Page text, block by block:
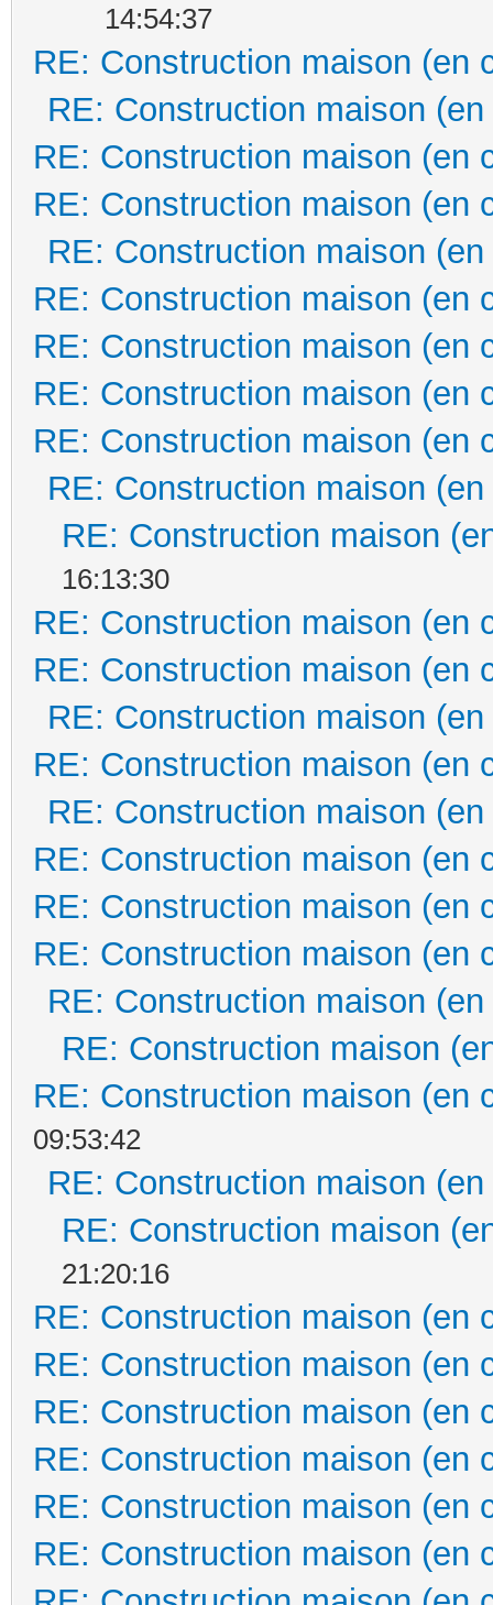
14:54:37
RE: Construction maison (en
RE: Construction maison
RE: Construction maison (en
RE: Construction maison (en
RE: Construction maison
RE: Construction maison (en
RE: Construction maison (en
RE: Construction maison (en
RE: Construction maison (en
RE: Construction maison
RE: Construction maison
16:13:30
RE: Construction maison (en
RE: Construction maison (en
RE: Construction maison
RE: Construction maison (en
RE: Construction maison
RE: Construction maison (en
RE: Construction maison (en
RE: Construction maison (en
RE: Construction maison
RE: Construction maison
RE: Construction maison (en
09:53:42
RE: Construction maison
RE: Construction maison
21:20:16
RE: Construction maison (en
RE: Construction maison (en
RE: Construction maison (en
RE: Construction maison (en
RE: Construction maison (en
RE: Construction maison (en